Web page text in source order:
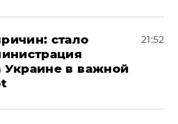
стало
Украине в важной
21:52